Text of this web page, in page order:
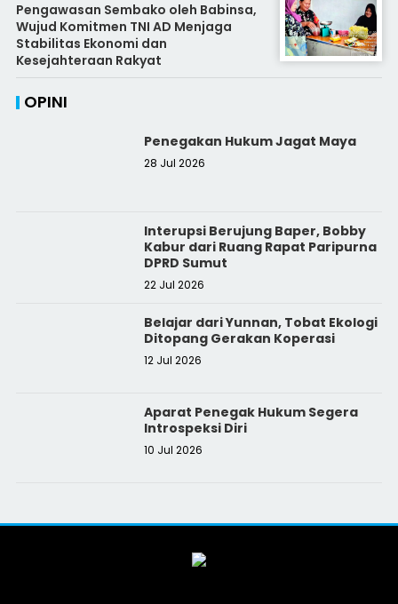
Pengawasan Sembako oleh Babinsa,
Wujud Komitmen TNI AD Menjaga
Stabilitas Ekonomi dan
Kesejahteraan Rakyat
OPINI
Penegakan Hukum Jagat Maya
28 Jul 2026
Interupsi Berujung Baper, Bobby
Kabur dari Ruang Rapat Paripurna
DPRD Sumut
22 Jul 2026
Belajar dari Yunnan, Tobat Ekologi
Ditopang Gerakan Koperasi
12 Jul 2026
Aparat Penegak Hukum Segera
Introspeksi Diri
10 Jul 2026